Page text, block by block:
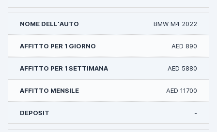
BMW M4 2022
AED 890
AED 5880
AED 11700
-